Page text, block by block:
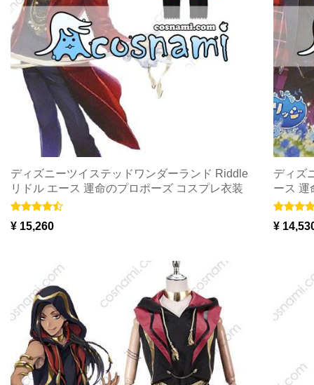
ディズニーツイステッドワンダーランド Riddle
リドル エース 運命のプロポーズ コスプレ衣装
ツイステ Cosplay 送料無料
¥ 15,260
ディズ
ース 運
¥